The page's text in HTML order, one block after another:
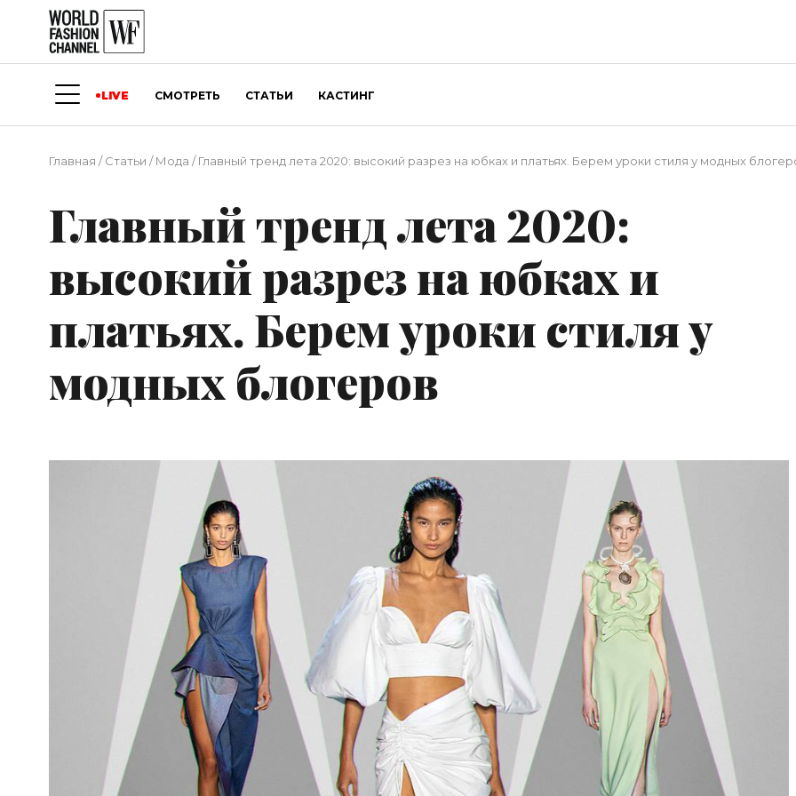
LIVE СМОТРЕТЬ СТАТЬИ КАСТИНГ
Главная /Статьи /Мода /Главный тренд лета 2020: высокий разрез на юбках и платьях. Берем уроки стиля у модных
Главный тренд лета 2020:
высокий разрез на юбках и
платьях. Берем уроки стиля у
модных блогеров